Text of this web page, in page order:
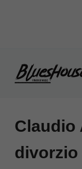
Claudio
divorzio